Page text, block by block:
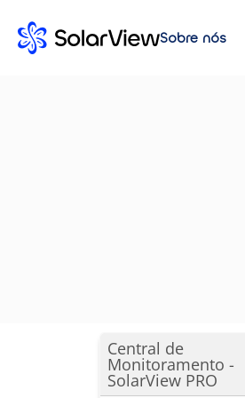
Sobre nós
Central de
Monitoramento -
SolarView PRO